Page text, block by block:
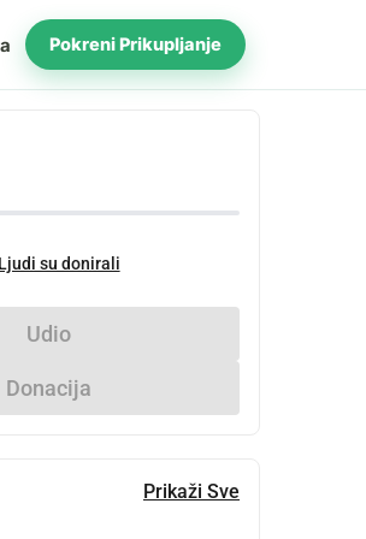
Pokreni Prikupljanje
Ljudi su donirali
Udio
Donacija
Prikaži Sve